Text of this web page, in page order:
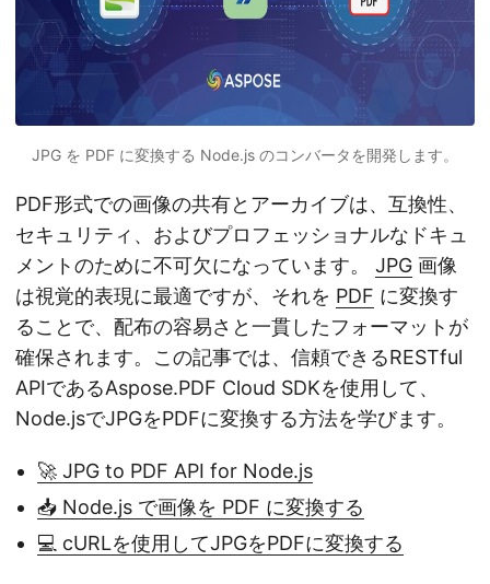
JPG を PDF に変換する Node.js のコンバータを開発します。
PDF形式での画像の共有とアーカイブは、互換性、
セキュリティ、およびプロフェッショナルなドキュ
メントのために不可欠になっています。 JPG 画像
は視覚的表現に最適ですが、それを PDF に変換す
ることで、配布の容易さと一貫したフォーマットが
確保されます。この記事では、信頼できるRESTful
APIであるAspose.PDF Cloud SDKを使用して、
Node.jsでJPGをPDFに変換する方法を学びます。
🚀 JPG to PDF API for Node.js
📥 Node.js で画像を PDF に変換する
💻 cURLを使用してJPGをPDFに変換する